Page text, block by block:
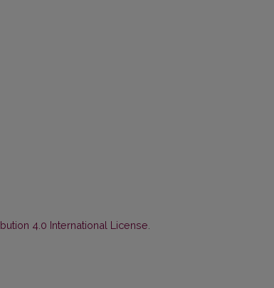
4.0 International License